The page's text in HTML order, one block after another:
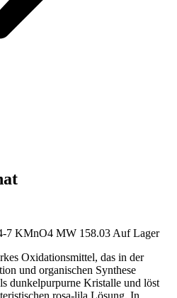
7 KMnO4 MW 158.03 Auf Lager
Oxidationsmittel, das in der
und organischen Synthese
dunkelpurpurne Kristalle und löst
rosa-lila Lösung. In